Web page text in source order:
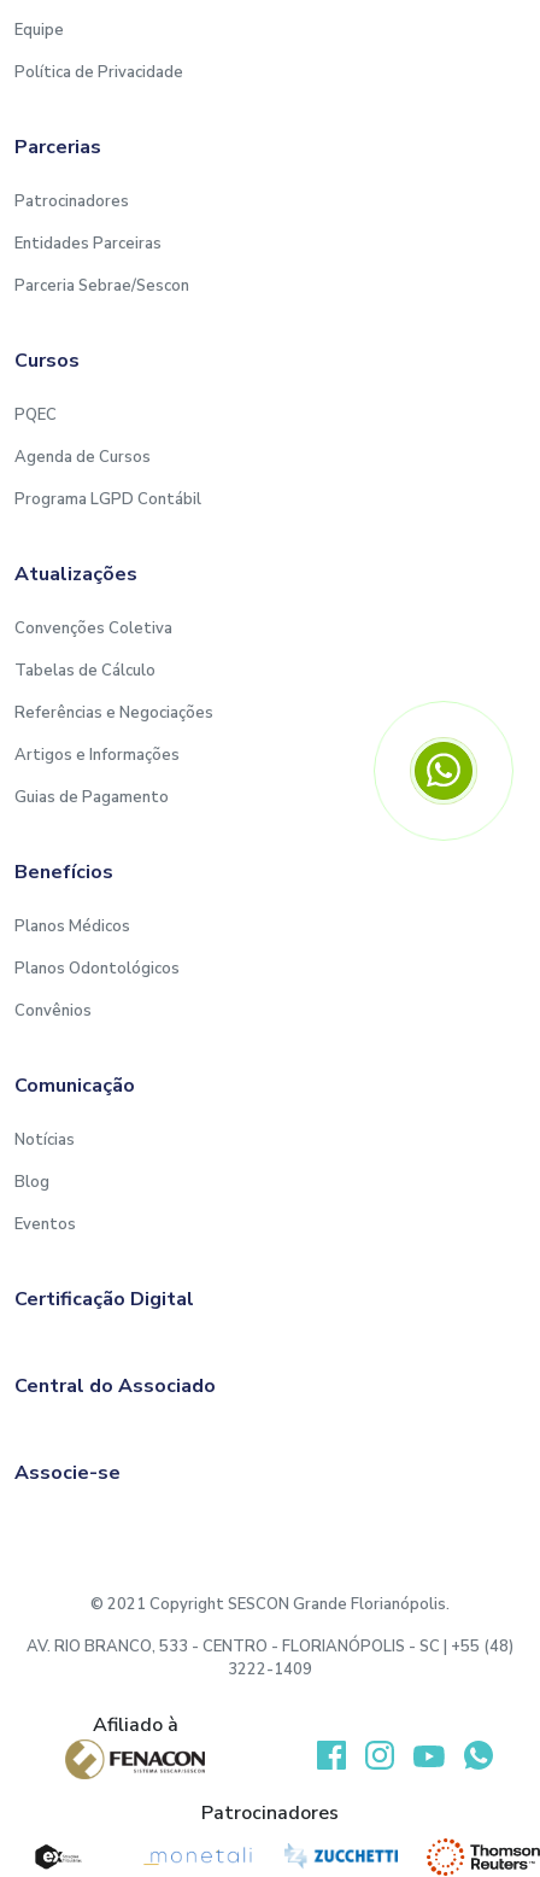
Equipe
Política de Privacidade
Parcerias
Patrocinadores
Entidades Parceiras
Parceria Sebrae/Sescon
Cursos
PQEC
Agenda de Cursos
Programa LGPD Contábil
Atualizações
Convenções Coletiva
Tabelas de Cálculo
Referências e Negociações
Artigos e Informações
Guias de Pagamento
Benefícios
Planos Médicos
Planos Odontológicos
Convênios
Comunicação
Notícias
Blog
Eventos
Certificação Digital
Central do Associado
Associe-se
© 2021 Copyright SESCON Grande Florianópolis.
AV. RIO BRANCO, 533 - CENTRO - FLORIANÓPOLIS - SC | +55 (48)
3222-1409
Afiliado à
Desenvolvido por:
Patrocinadores